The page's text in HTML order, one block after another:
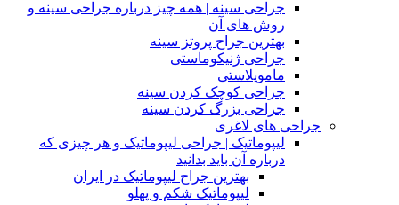
جراحی سینه | همه چیز درباره جراحی سینه و
روش های آن
بهترین جراح پروتز سینه
جراحی ژنیکوماستی
ماموپلاستی
جراحی کوچک کردن سینه
جراحی بزرگ کردن سینه
جراحی های لاغری
لیپوماتیک | جراحی لیپوماتیک و هر چیزی که
درباره آن باید بدانید
بهترین جراح لیپوماتیک در ایران
لیپوماتیک شکم و پهلو